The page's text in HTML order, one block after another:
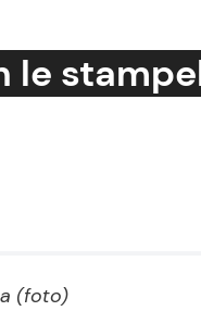
in TV
le
(foto)